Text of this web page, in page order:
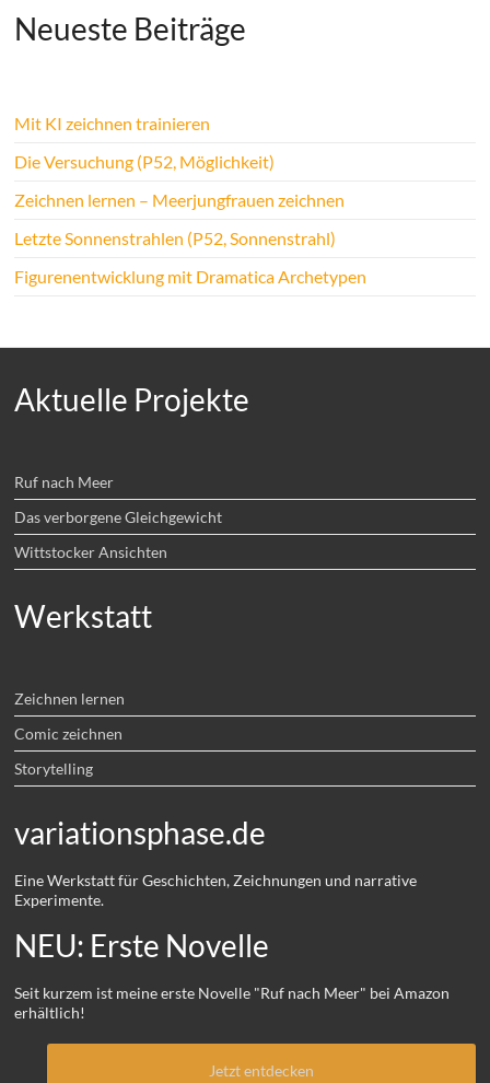
Neueste Beiträge
Mit KI zeichnen trainieren
Die Versuchung (P52, Möglichkeit)
Zeichnen lernen – Meerjungfrauen zeichnen
Letzte Sonnenstrahlen (P52, Sonnenstrahl)
Figurenentwicklung mit Dramatica Archetypen
Aktuelle Projekte
Ruf nach Meer
Das verborgene Gleichgewicht
Wittstocker Ansichten
Werkstatt
Zeichnen lernen
Comic zeichnen
Storytelling
variationsphase.de
Eine Werkstatt für Geschichten, Zeichnungen und narrative
Experimente.
NEU: Erste Novelle
Seit kurzem ist meine erste Novelle "Ruf nach Meer" bei Amazon
erhältlich!
Jetzt entdecken